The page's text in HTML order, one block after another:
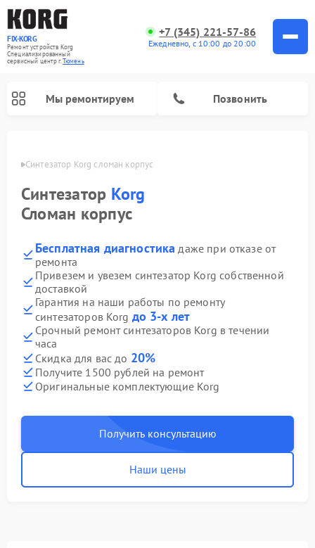
FIX-KORG
Ремонт устройств Korg
Специализированный
cервисный центр г.Тюмень
+7 (345) 221-57-86
Ежедневно, с 10:00 до 20:00
Мы ремонтируем Позвонить
Синтезатор Korg сломан корпус
Синтезатор Korg
Сломан корпус
Бесплатная диагностика даже при отказе от
ремонта
Привезем и увезем синтезатор Korg собственной
доставкой
Гарантия на наши работы по ремонту
синтезаторов Korg до 3-х лет
Срочный ремонт синтезаторов Korg в течении
часа
Скидка для вас до 20%
Получите 1500 рублей на ремонт
Оригинальные комплектующие Korg
Получить консультацию
Наши цены